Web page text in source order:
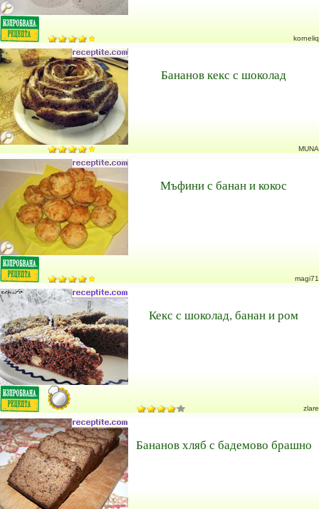
korneliq
Бананов кекс с шоколад
MUNA
Мъфини с банан и кокос
magi71
Кекс с шоколад, банан и ром
zlare
Бананов хляб с бадемово брашно